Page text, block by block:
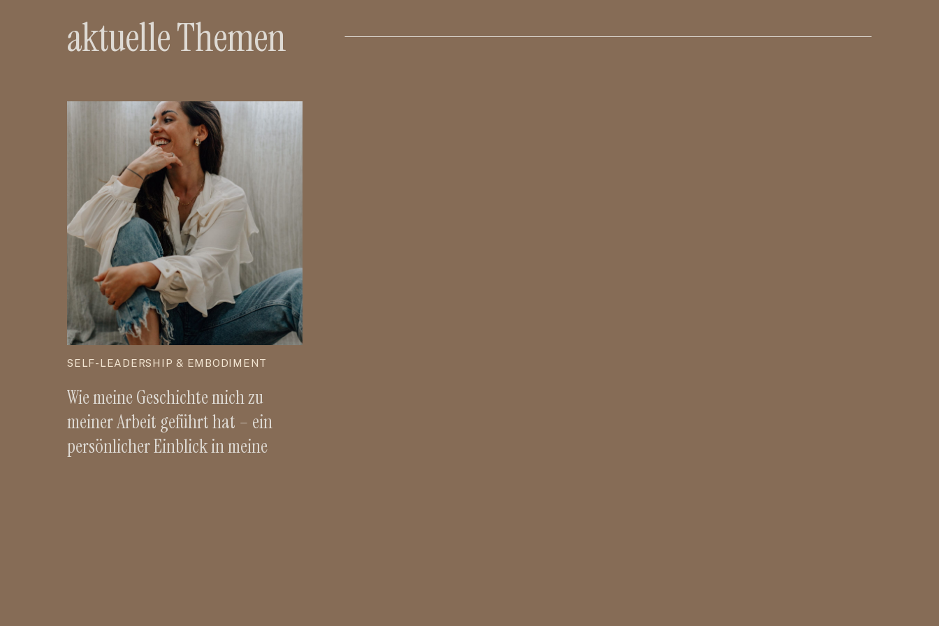
aktuelle Themen
READ THE POST
Wie meine Geschichte mich zu
meiner Arbeit geführt hat – ein
persönlicher Einblick in meine
SELF-LEADERSHIP & EMBODIMENT